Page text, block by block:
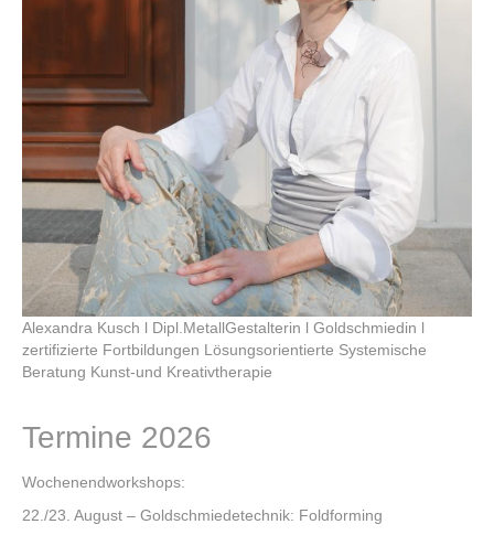
Alexandra Kusch l Dipl.MetallGestalterin l Goldschmiedin l
zertifizierte Fortbildungen Lösungsorientierte Systemische
Beratung Kunst-und Kreativtherapie
Termine 2026
Wochenendworkshops:
22./23. August – Goldschmiedetechnik: Foldforming